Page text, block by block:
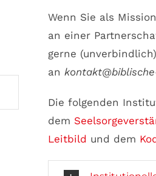
Wenn Sie als
an einer
gerne
an
Die folgenden
dem
Leitbild und dem